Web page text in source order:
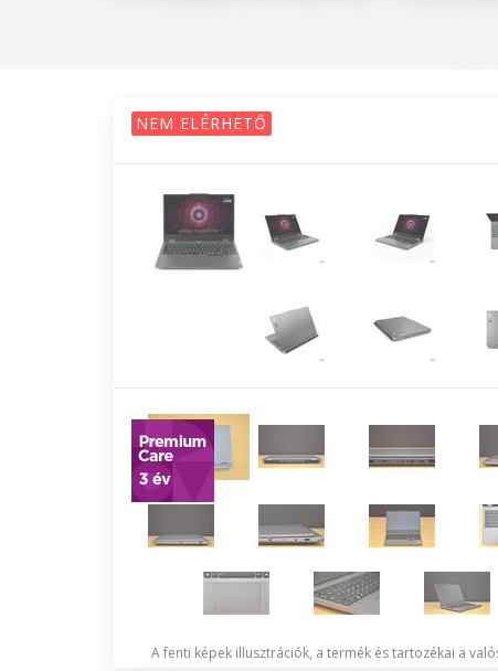
NEM ELÉRHETŐ
A fenti képek illusztrációk, a termék és tartozékai a